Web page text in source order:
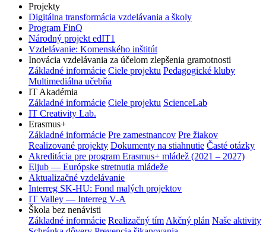
Projekty
Digitálna transformácia vzdelávania a školy
Program FinQ
Národný projekt edIT1
Vzdelávanie: Komenského inštitút
Inovácia vzdelávania za účelom zlepšenia gramotnosti
Základné informácie Ciele projektu Pedagogické kluby
Multimediálna učebňa
IT Akadémia
Základné informácie Ciele projektu ScienceLab
IT Creativity Lab.
Erasmus+
Základné informácie Pre zamestnancov Pre žiakov
Realizované projekty Dokumenty na stiahnutie Časté otázky
Akreditácia pre program Erasmus+ mládež (2021 – 2027)
Eljub — Európske stretnutia mládeže
Aktualizačné vzdelávanie
Interreg SK-HU: Fond malých projektov
IT Valley — Interreg V-A
Škola bez nenávisti
Základné informácie Realizačný tím Akčný plán Naše aktivity